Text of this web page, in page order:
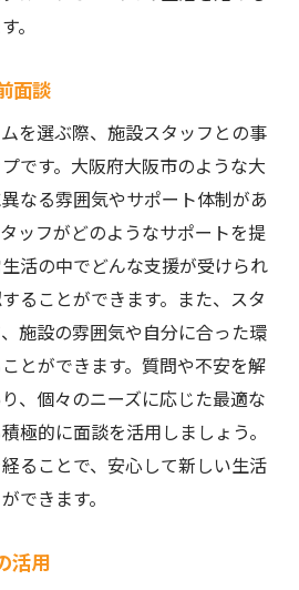
。
面談
を選ぶ際、施設スタッフとの事
です。大阪府大阪市のような大
なる雰囲気やサポート体制があ
ッフがどのようなサポートを提
活の中でどんな支援が受けられ
ることができます。また、スタ
施設の雰囲気や自分に合った環
とができます。質問や不安を解
、個々のニーズに応じた最適な
極的に面談を活用しましょう。
ることで、安心して新しい生活
できます。
活用